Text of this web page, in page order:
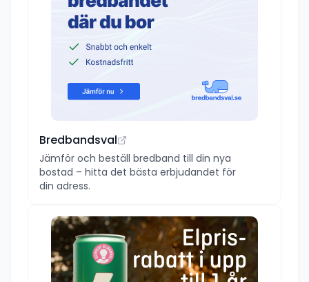
Bredbandsval
Jämför och beställ bredband till din nya
bostad – hitta det bästa erbjudandet för
din adress.